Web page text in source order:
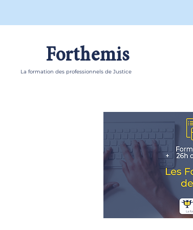
Forthemis
La formation des professionnels de Justice